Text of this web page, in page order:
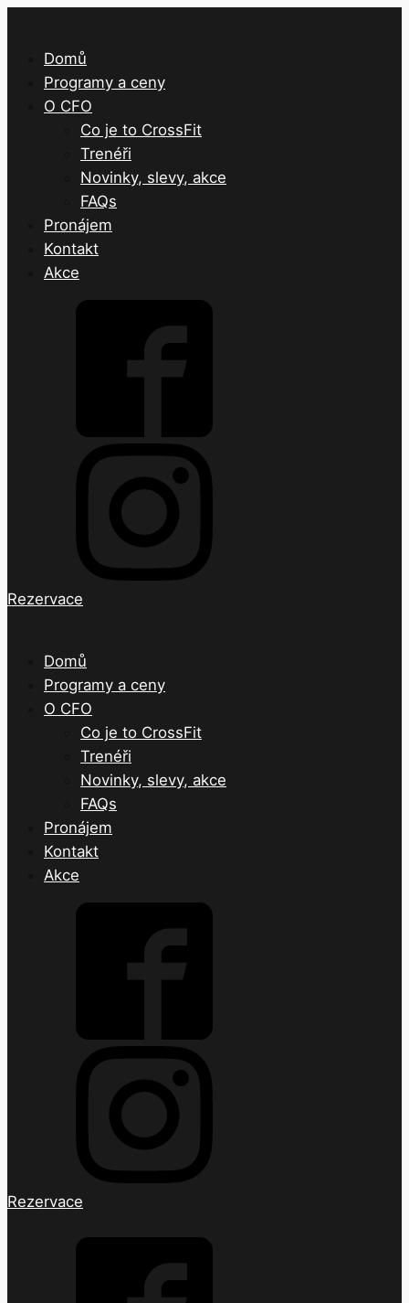
Domů
Programy a ceny
O CFO
Co je to CrossFit
Trenéři
Novinky, slevy, akce
FAQs
Pronájem
Kontakt
Akce
Rezervace
Domů
Programy a ceny
O CFO
Co je to CrossFit
Trenéři
Novinky, slevy, akce
FAQs
Pronájem
Kontakt
Akce
Rezervace